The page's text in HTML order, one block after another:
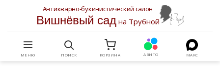
Антикварно-букинистический салон
Вишнёвый садна Трубной
МЕНЮ ПОИСК КОРЗИНА АВИТО МАКС